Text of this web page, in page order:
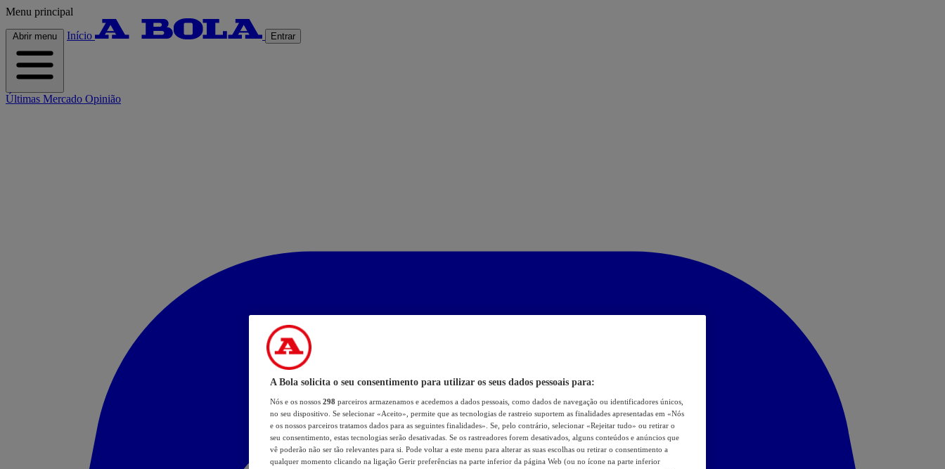
Menu principal
Abrir menu Início Entrar
Últimas Mercado Opinião
A Bola solicita o seu consentimento para utilizar os seus dados pessoais para:
Nós e os nossos 298 parceiros armazenamos e acedemos a dados pessoais, como dados de navegação ou identificadores únicos,
no seu dispositivo. Se selecionar «Aceito», permite que as tecnologias de rastreio suportem as finalidades apresentadas em «Nós
e os nossos parceiros tratamos dados para as seguintes finalidades». Se, pelo contrário, selecionar «Rejeitar tudo» ou retirar o
seu consentimento, estas tecnologias serão desativadas. Se os rastreadores forem desativados, alguns conteúdos e anúncios que
vê poderão não ser tão relevantes para si. Pode voltar a este menu para alterar as suas escolhas ou retirar o consentimento a
qualquer momento clicando na ligação Gerir preferências na parte inferior da página Web (ou no ícone na parte inferior